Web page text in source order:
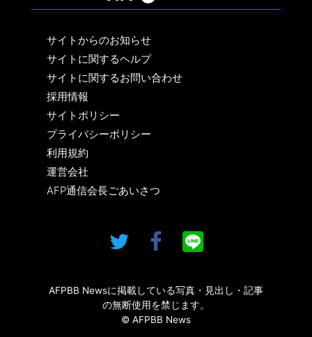
サイトからのお知らせ
サイトに関するヘルプ
サイトに関するお問い合わせ
採用情報
サイトポリシー
プライバシーポリシー
利用規約
運営会社
AFP通信会長ごあいさつ
AFPBB Newsに掲載している写真・見出し・記事
の無断使用を禁じます。
© AFPBB News